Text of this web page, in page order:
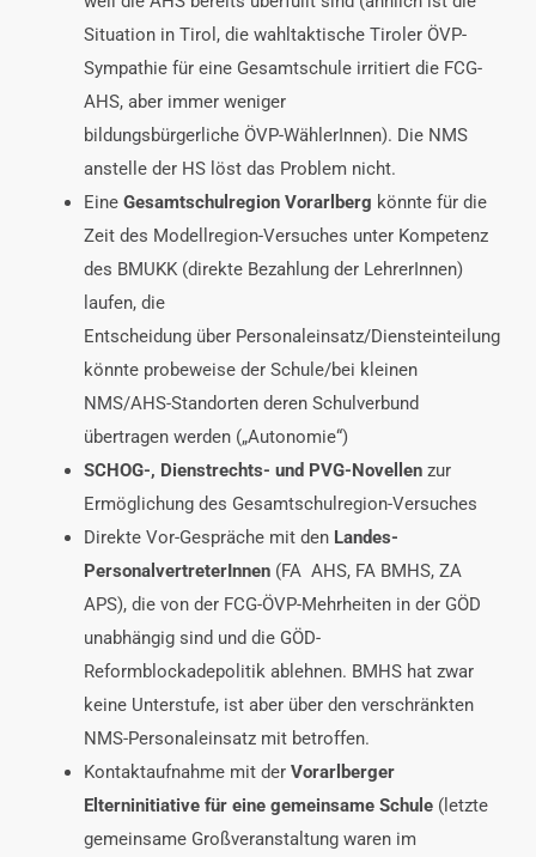
Situation in Tirol, die wahltaktische Tiroler ÖVP-
Sympathie für eine Gesamtschule irritiert die FCG-
AHS, aber immer weniger
bildungsbürgerliche ÖVP-WählerInnen). Die NMS
anstelle der HS löst das Problem nicht.
Eine Gesamtschulregion Vorarlberg könnte für die
Zeit des Modellregion-Versuches unter Kompetenz
des BMUKK (direkte Bezahlung der LehrerInnen)
laufen, die
Entscheidung über Personaleinsatz/Diensteinteilung
könnte probeweise der Schule/bei kleinen
NMS/AHS-Standorten deren Schulverbund
übertragen werden („Autonomie“)
SCHOG-, Dienstrechts- und PVG-Novellen zur
Ermöglichung des Gesamtschulregion-Versuches
Direkte Vor-Gespräche mit den Landes-
PersonalvertreterInnen (FA AHS, FA BMHS, ZA
APS), die von der FCG-ÖVP-Mehrheiten in der GÖD
unabhängig sind und die GÖD-
Reformblockadepolitik ablehnen. BMHS hat zwar
keine Unterstufe, ist aber über den verschränkten
NMS-Personaleinsatz mit betroffen.
Kontaktaufnahme mit der Vorarlberger
Elterninitiative für eine gemeinsame Schule (letzte
gemeinsame Großveranstaltung waren im